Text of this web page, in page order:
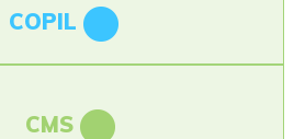
COPIL
CMS